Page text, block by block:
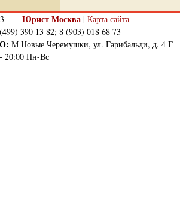
Юрист Москва | Карта сайта
390 13 82; 8 (903) 018 68 73
М Новые Черемушки, ул. Гарибальди, д. 4 Г
20:00 Пн-Вс